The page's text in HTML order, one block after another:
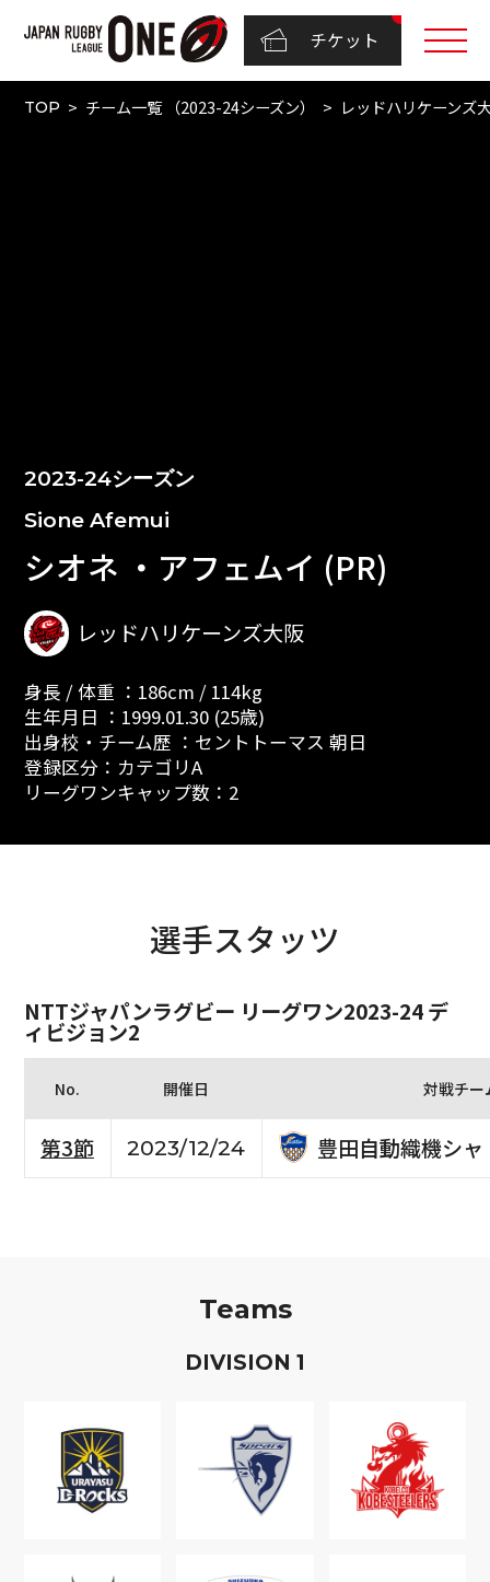
チケット
TOP チーム一覧 （2023-24シーズン） レッドハリケーンズ
2023-24シーズン
Sione Afemui
シオネ ・アフェムイ (PR)
レッドハリケーンズ大阪
身長 / 体重 ：186cm / 114kg
生年月日 ：1999.01.30 (25歳)
出身校・チーム歴 ：セントトーマス 朝日
登録区分：カテゴリA
リーグワンキャップ数：2
選手スタッツ
NTTジャパンラグビー リーグワン2023-24 デ
ィビジョン2
No. 開催日 対戦チー
第3節 2023/12/24 豊田自動織機シ
Teams
DIVISION 1